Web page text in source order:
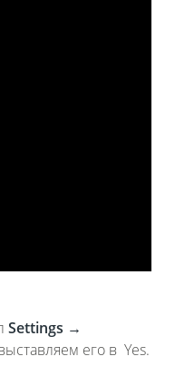
Settings →
его в Yes.